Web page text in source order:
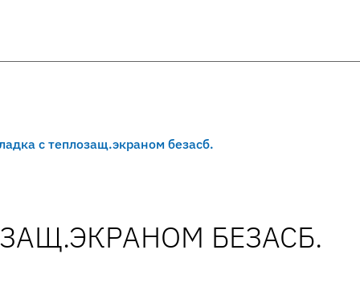
с теплозащ.экраном безасб.
БЕЗАСБ.